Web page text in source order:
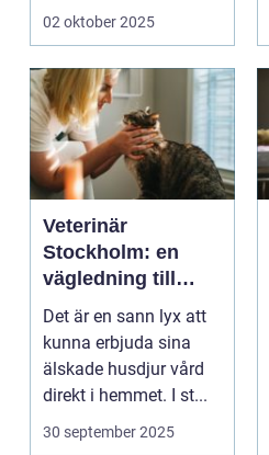
p&a...
02 oktober 2025
Veterinär
Stockholm: en
vägledning till
vård i hemmiljö
Det är en sann lyx att
kunna erbjuda sina
älskade husdjur vård
direkt i hemmet. I st...
30 september 2025